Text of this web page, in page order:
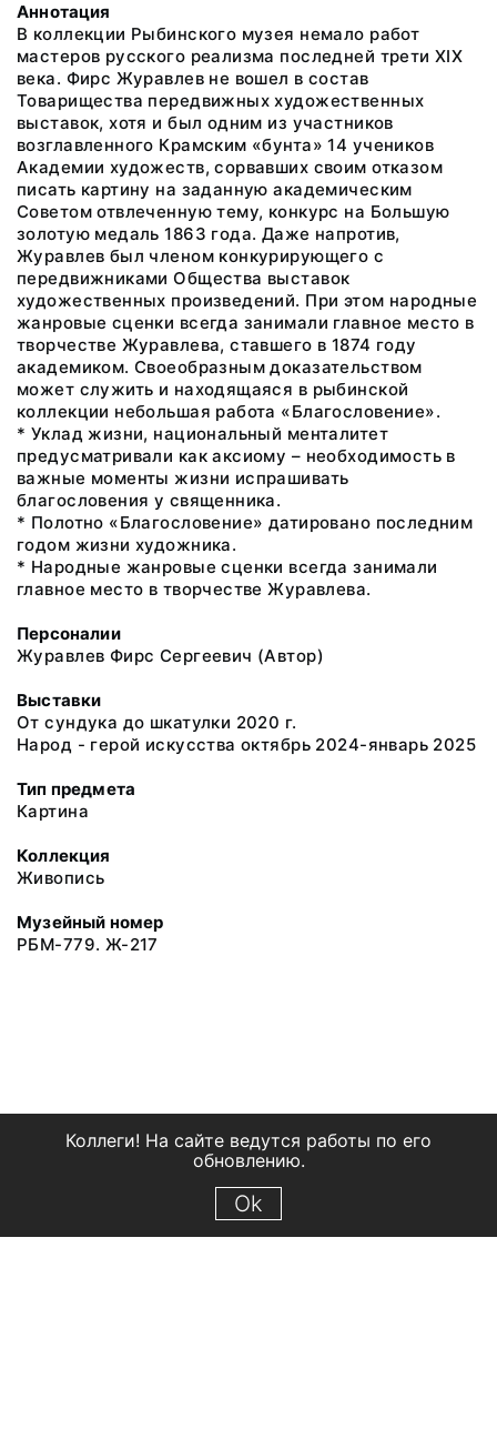
Аннотация
В коллекции Рыбинского музея немало работ
мастеров русского реализма последней трети XIX
века. Фирс Журавлев не вошел в состав
Товарищества передвижных художественных
выставок, хотя и был одним из участников
возглавленного Крамским «бунта» 14 учеников
Академии художеств, сорвавших своим отказом
писать картину на заданную академическим
Советом отвлеченную тему, конкурс на Большую
золотую медаль 1863 года. Даже напротив,
Журавлев был членом конкурирующего с
передвижниками Общества выставок
художественных произведений. При этом народные
жанровые сценки всегда занимали главное место в
творчестве Журавлева, ставшего в 1874 году
академиком. Своеобразным доказательством
может служить и находящаяся в рыбинской
коллекции небольшая работа «Благословение».
* Уклад жизни, национальный менталитет
предусматривали как аксиому – необходимость в
важные моменты жизни испрашивать
благословения у священника.
* Полотно «Благословение» датировано последним
годом жизни художника.
* Народные жанровые сценки всегда занимали
главное место в творчестве Журавлева.
Персоналии
Журавлев Фирс Сергеевич (Автор)
Выставки
От сундука до шкатулки 2020 г.
Народ - герой искусства октябрь 2024-январь 2025
Тип предмета
Картина
Коллекция
Живопись
Музейный номер
РБМ-779. Ж-217
Коллеги! На сайте ведутся работы по его
обновлению.
Ok